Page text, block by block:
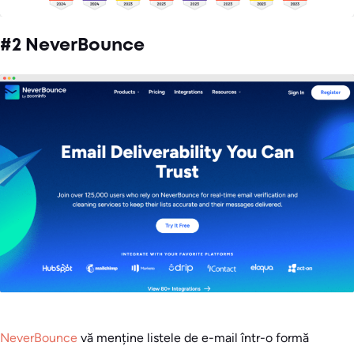
#2 NeverBounce
NeverBounce vă menține listele de e-mail într-o formă